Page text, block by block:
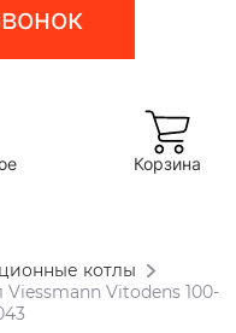
Корзина
котлы
Viessmann Vitodens 100-